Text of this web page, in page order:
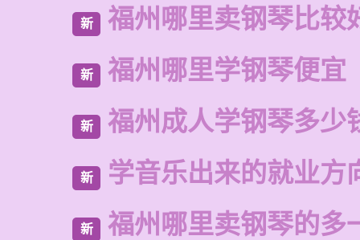
新 福州哪里卖钢琴比较
新 福州哪里学钢琴便宜
新 福州成人学钢琴多少
新 学音乐出来的就业方
新 福州哪里卖钢琴的多